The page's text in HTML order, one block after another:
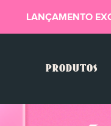
LANÇAMENTO
PRODUTOS